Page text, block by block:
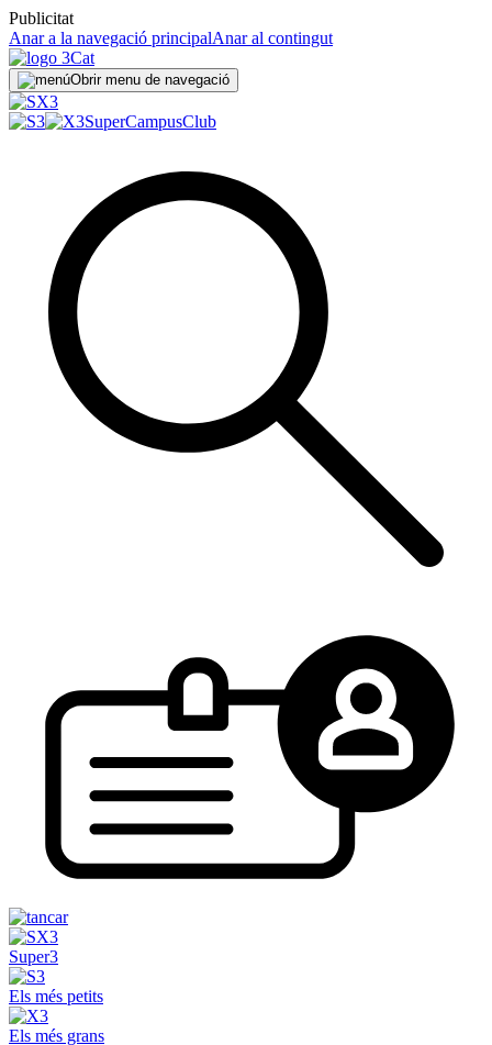
Publicitat
Anar a la navegació principalAnar al contingut
Obrir menu de navegació
SuperCampusClub
Super3
Els més petits
Els més grans